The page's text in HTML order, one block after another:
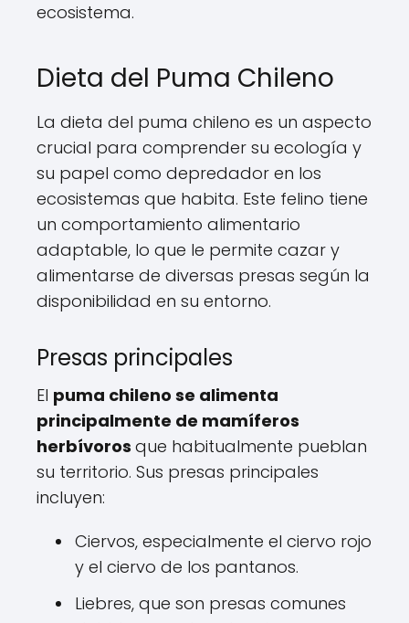
ecosistema.
Dieta del Puma Chileno
La dieta del puma chileno es un aspecto
crucial para comprender su ecología y
su papel como depredador en los
ecosistemas que habita. Este felino tiene
un comportamiento alimentario
adaptable, lo que le permite cazar y
alimentarse de diversas presas según la
disponibilidad en su entorno.
Presas principales
El puma chileno se alimenta
principalmente de mamíferos
herbívoros que habitualmente pueblan
su territorio. Sus presas principales
incluyen:
Ciervos, especialmente el ciervo rojo
y el ciervo de los pantanos.
Liebres, que son presas comunes